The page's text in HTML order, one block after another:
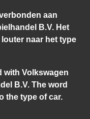
aan
B.V. Het
naar het type
with Volkswagen
B.V. The word
the type of car.